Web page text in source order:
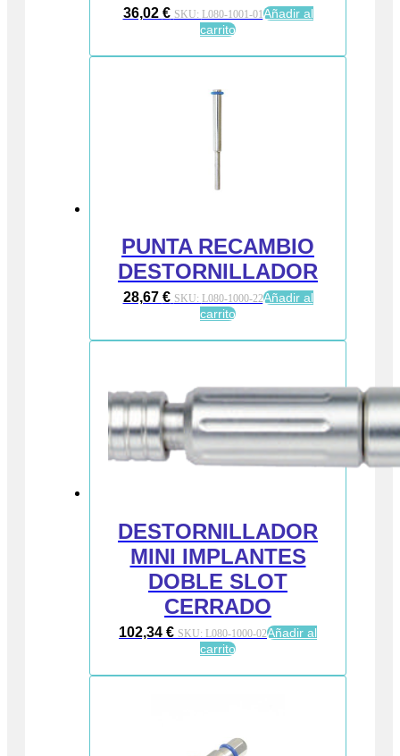
36,02 € SKU: L080-1001-01Añadir al
carrito
PUNTA RECAMBIO
DESTORNILLADOR
28,67 € SKU: L080-1000-22Añadir al
carrito
DESTORNILLADOR
MINI IMPLANTES
DOBLE SLOT
CERRADO
102,34 € SKU: L080-1000-02Añadir al
carrito